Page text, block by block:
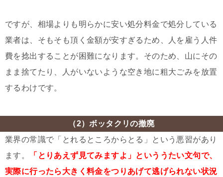
ですが、相場よりも明らかに安い処分料金で処分している
業者は、そもそも頂く金額が安すぎるため、人を雇う人件
費を捻出することが困難になります。そのため、山にその
まま捨てたり、人がいないような空き地に粗大ごみを放置
するわけです。
（2）ボッタクリの撤廃
業界の常識で「とれるところからとる」という悪習があり
ます。
「とりあえず見てみますよ」といううたい文句で、
実際に行ったら大きく料金をつりあげて逃げられない状況